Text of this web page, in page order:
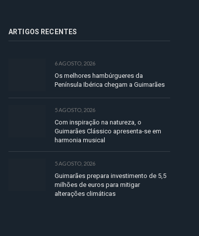
ARTIGOS RECENTES
6 AGOSTO, 2026
Os melhores hambúrgueres da
Península Ibérica chegam a Guimarães
5 AGOSTO, 2026
Com inspiração na natureza, o
Guimarães Clássico apresenta-se em
harmonia musical
5 AGOSTO, 2026
Guimarães prepara investimento de 5,5
milhões de euros para mitigar
alterações climáticas